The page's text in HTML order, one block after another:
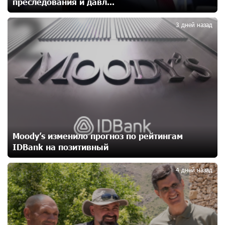
Никогда Нагорный Карабах не был в составе
независимого Азербайджана. Аршак Карапетян
12 дней назад
Бывший премьер-министр Словакии обратился к
президенту страны с просьбой содействовать
освобождению армянских заключенных,
Против кого вооружается Азербайджан? Аршак
Карапетян
17 дней назад
При поддержке Ucom в спортивной школе Вайка
установлена солнечная электростанция мощностью
15 кВт
17 дней назад
Moody’s изменило прогноз по рейтингам
IDBank на позитивный
3 дней назад
2
4 дней назад
3